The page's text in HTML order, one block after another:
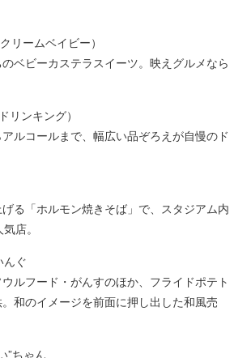
リームベイビー）
ベビーカステラスイーツ。映えグルメなら
リンキング）
ルコールまで、幅広い品ぞろえが自慢のド
る「ホルモン焼きそば」で、スタジアム内
店。
んぐ
ルフード・がんすのほか、フライドポテト
和のイメージを前面に押し出した和風売
”ちゃん